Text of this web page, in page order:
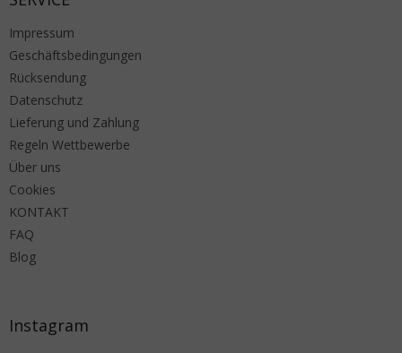
Impressum
Geschäftsbedingungen
Rücksendung
Datenschutz
Lieferung und Zahlung
Regeln Wettbewerbe
Über uns
Cookies
KONTAKT
FAQ
Blog
Instagram